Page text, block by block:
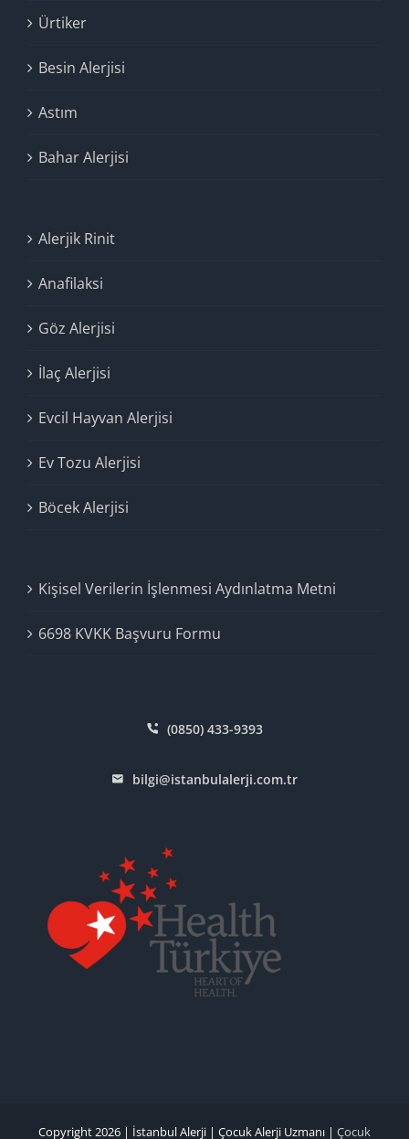
Ürtiker
Besin Alerjisi
Astım
Bahar Alerjisi
Alerjik Rinit
Anafilaksi
Göz Alerjisi
İlaç Alerjisi
Evcil Hayvan Alerjisi
Ev Tozu Alerjisi
Böcek Alerjisi
Kişisel Verilerin İşlenmesi Aydınlatma Metni
6698 KVKK Başvuru Formu
(0850) 433-9393
bilgi@istanbulalerji.com.tr
Copyright 2026 | İstanbul Alerji | Çocuk Alerji Uzmanı | Çocuk